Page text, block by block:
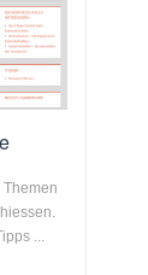
Themen
...